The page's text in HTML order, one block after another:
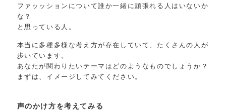
ファッッションについて誰か一緒に頑張れる人はいないか
な？
と思っている人。
本当に多種多様な考え方が存在していて、たくさんの人が
歩いています。
あなたが関わりたいテーマはどのようなものでしょうか？
まずは、イメージしてみてください。
声のかけ方を考えてみる